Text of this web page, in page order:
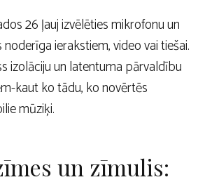
26 ļauj izvēlēties mikrofonu un
ierakstiem, video vai tiešai.
izolāciju un latentuma pārvaldību
kaut ko tādu, ko novērtēs
mūziķi.
un zīmulis: